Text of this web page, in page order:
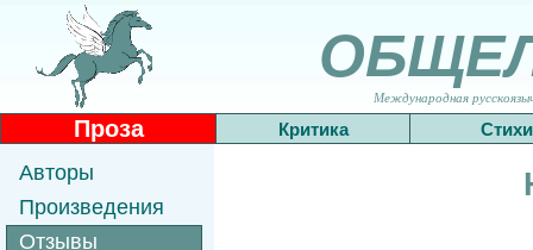
Международная
Проза Критика Стихи
Авторы
Произведения
Отзывы